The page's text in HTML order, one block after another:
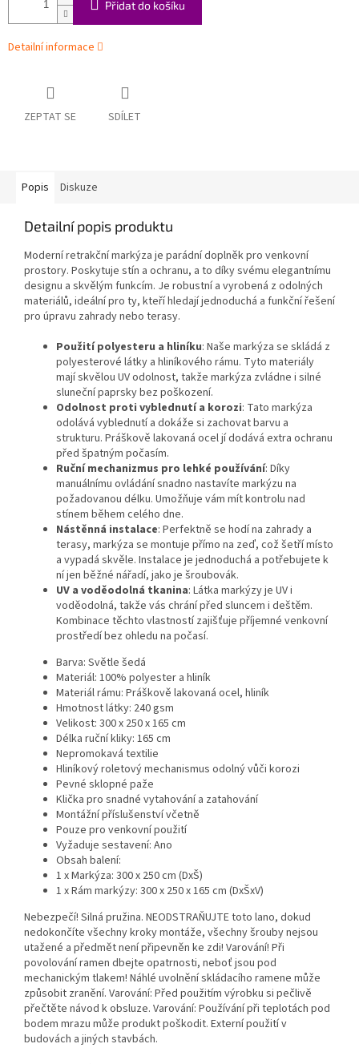
Přidat do košíku
Detailní informace
ZEPTAT SE SDÍLET
Popis Diskuze
Detailní popis produktu
Moderní retrakční markýza je parádní doplněk pro venkovní
prostory. Poskytuje stín a ochranu, a to díky svému elegantnímu
designu a skvělým funkcím. Je robustní a vyrobená z odolných
materiálů, ideální pro ty, kteří hledají jednoduchá a funkční řešení
pro úpravu zahrady nebo terasy.
Použití polyesteru a hliníku: Naše markýza se skládá z
polyesterové látky a hliníkového rámu. Tyto materiály
mají skvělou UV odolnost, takže markýza zvládne i silné
sluneční paprsky bez poškození.
Odolnost proti vyblednutí a korozi: Tato markýza
odolává vyblednutí a dokáže si zachovat barvu a
strukturu. Práškově lakovaná ocel jí dodává extra ochranu
před špatným počasím.
Ruční mechanizmus pro lehké používání: Díky
manuálnímu ovládání snadno nastavíte markýzu na
požadovanou délku. Umožňuje vám mít kontrolu nad
stínem během celého dne.
Nástěnná instalace: Perfektně se hodí na zahrady a
terasy, markýza se montuje přímo na zeď, což šetří místo
a vypadá skvěle. Instalace je jednoduchá a potřebujete k
ní jen běžné nářadí, jako je šroubovák.
UV a voděodolná tkanina: Látka markýzy je UV i
voděodolná, takže vás chrání před sluncem i deštěm.
Kombinace těchto vlastností zajišťuje příjemné venkovní
prostředí bez ohledu na počasí.
Barva: Světle šedá
Materiál: 100% polyester a hliník
Materiál rámu: Práškově lakovaná ocel, hliník
Hmotnost látky: 240 gsm
Velikost: 300 x 250 x 165 cm
Délka ruční kliky: 165 cm
Nepromokavá textilie
Hliníkový roletový mechanismus odolný vůči korozi
Pevné sklopné paže
Klička pro snadné vytahování a zatahování
Montážní příslušenství včetně
Pouze pro venkovní použití
Vyžaduje sestavení: Ano
Obsah balení:
1 x Markýza: 300 x 250 cm (DxŠ)
1 x Rám markýzy: 300 x 250 x 165 cm (DxŠxV)
Nebezpečí! Silná pružina. NEODSTRAŇUJTE toto lano, dokud
nedokončíte všechny kroky montáže, všechny šrouby nejsou
utažené a předmět není připevněn ke zdi! Varování! Při
povolování ramen dbejte opatrnosti, neboť jsou pod
mechanickým tlakem! Náhlé uvolnění skládacího ramene může
způsobit zranění. Varování: Před použitím výrobku si pečlivě
přečtěte návod k obsluze. Varování: Používání při teplotách pod
bodem mrazu může produkt poškodit. Externí použití v
budovách a jiných stavbách.